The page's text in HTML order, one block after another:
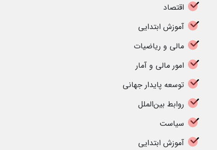
اقتصاد
آموزش ابتدایی
مالی و ریاضیات
امور مالی و آمار
توسعه پایدار جهانی
روابط بین‌الملل
سیاست
آموزش ابتدایی